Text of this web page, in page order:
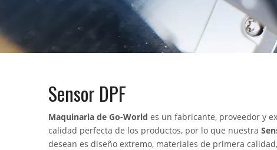
Sensor DPF
Maquinaria de Go-World es un fabricante, proveedor y
calidad perfecta de los productos, por lo que nuestra
desean es diseño extremo, materiales de primera